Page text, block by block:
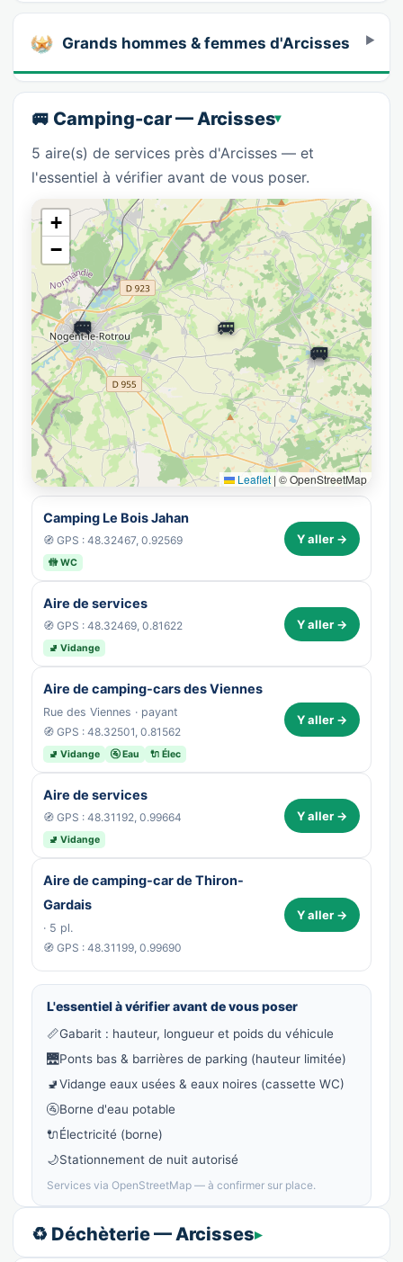
Grands hommes & femmes d'Arcisses
🚐 Camping-car — Arcisses
5 aire(s) de services près d'Arcisses — et
l'essentiel à vérifier avant de vous poser.
🚐
🚐
🚐
🚐
🚐
+
−
Leaflet | © OpenStreetMap
Camping Le Bois Jahan
🧭 GPS : 48.32467, 0.92569
🚻 WC
Y aller →
Aire de services
🧭 GPS : 48.32469, 0.81622
🚽 Vidange
Y aller →
Aire de camping-cars des Viennes
Rue des Viennes · payant
🧭 GPS : 48.32501, 0.81562
🚽 Vidange 🚰 Eau 🔌 Élec
Y aller →
Aire de services
🧭 GPS : 48.31192, 0.99664
🚽 Vidange
Y aller →
Aire de camping-car de Thiron-
Gardais
· 5 pl.
🧭 GPS : 48.31199, 0.99690
Y aller →
L'essentiel à vérifier avant de vous poser
📏Gabarit : hauteur, longueur et poids du véhicule
🌉Ponts bas & barrières de parking (hauteur limitée)
🚽Vidange eaux usées & eaux noires (cassette WC)
🚰Borne d'eau potable
🔌Électricité (borne)
🌙Stationnement de nuit autorisé
Services via OpenStreetMap — à confirmer sur place.
♻️ Déchèterie — Arcisses